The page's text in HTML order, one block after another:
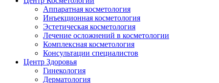
Аппаратная косметология
Инъекционная косметология
Эстетическая косметология
Лечение осложнений в косметологии
Комплексная косметология
Консультации специалистов
Центр Здоровья
Гинекология
Дерматология